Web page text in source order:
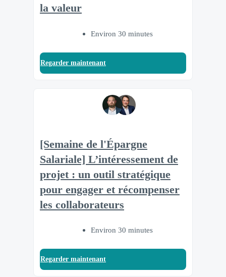
la valeur
Environ 30 minutes
Regarder maintenant
[Semaine de l'Épargne
Salariale] L’intéressement de
projet : un outil stratégique
pour engager et récompenser
les collaborateurs
Environ 30 minutes
Regarder maintenant